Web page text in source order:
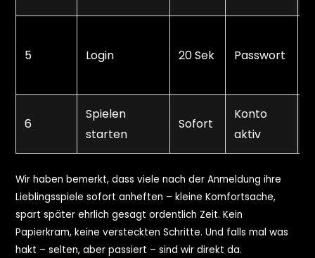
5 Login 20 Sek Passwort
6
Spielen
starten
Sofort
Konto
aktiv
Wir haben bemerkt, dass viele nach der Anmeldung ihre
Lieblingsspiele sofort anheften – kleine Komfortsache,
spart später ehrlich gesagt ordentlich Zeit. Kein
Papierkram, keine versteckten Schritte. Und falls mal was
hakt – selten, aber passiert – sind wir direkt da.